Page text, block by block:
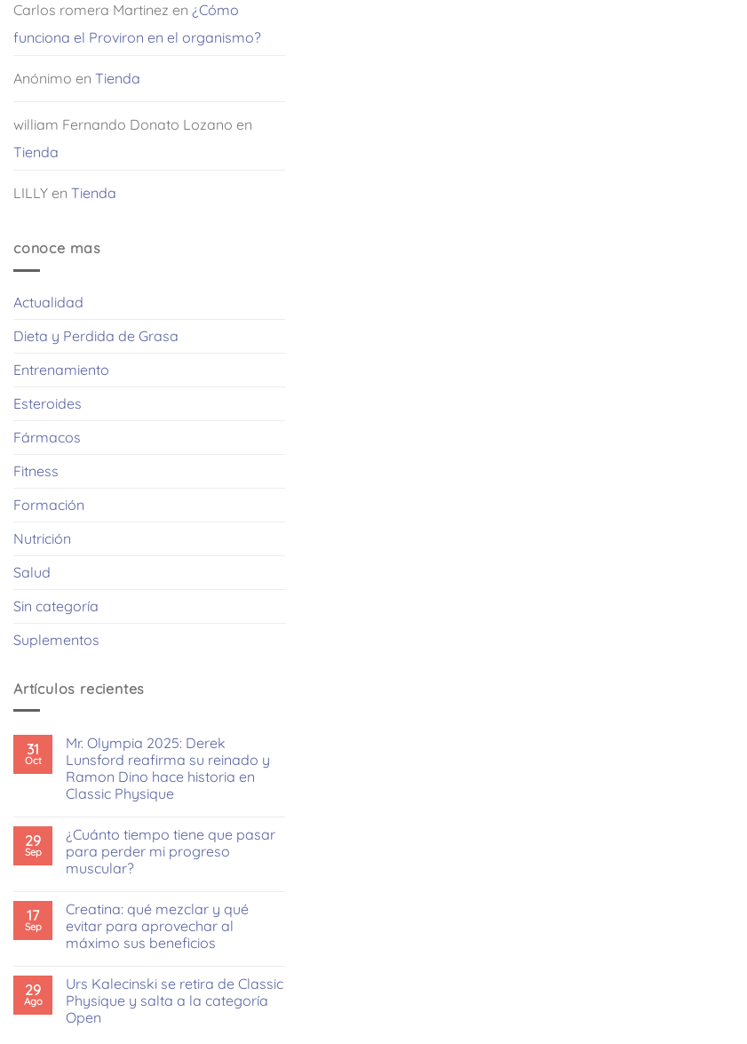
Carlos romera Martinez en ¿Cómo
funciona el Proviron en el organismo?
Anónimo en Tienda
william Fernando Donato Lozano en
Tienda
LILLY en Tienda
conoce mas
Actualidad
Dieta y Perdida de Grasa
Entrenamiento
Esteroides
Fármacos
Fitness
Formación
Nutrición
Salud
Sin categoría
Suplementos
Artículos recientes
31
Oct
Mr. Olympia 2025: Derek
Lunsford reafirma su reinado y
Ramon Dino hace historia en
Classic Physique
comentarios
en
Mr.
Olympia
Lunsford
reafirma
su
reinado
y
hace
historia
en
Classic
29
Sep
¿Cuánto tiempo tiene que pasar
para perder mi progreso
muscular?
comentarios
en
¿Cuánto
tiempo
pasar
para
perder
mi
progreso
17
Sep
Creatina: qué mezclar y qué
evitar para aprovechar al
máximo sus beneficios
comentarios
en
Creatina:
qué
29
Ago
Urs Kalecinski se retira de Classic
Physique y salta a la categoría
Open